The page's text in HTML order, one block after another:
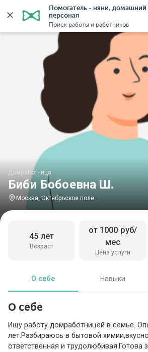
Помогатель - няни, домашний
персонал
Поиск работы и работников
Главная Домработницы
Биби Бобоевна Ш.
Домработница
Москва, Октябрьское поле
Возраст
45 лет
Цена услуги
от 1000 руб/
мес
О себе Навыки
О себе
Ищу работу домработницей в семье.
лет.Разбираюсь в бытовой
ответственная и трудолюбивая.Готова